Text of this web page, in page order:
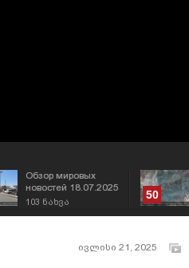
Обзор мировых
новостей 18.07.2025
103 ნახვა
50
ივლისი 21, 2025